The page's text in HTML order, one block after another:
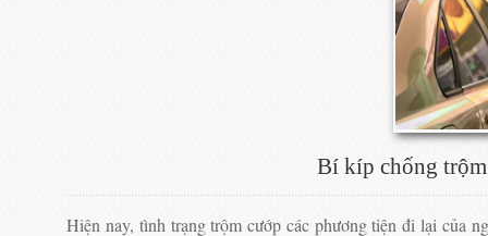
Bí kíp chống
Hiện nay, tình trạng trộm cướp các phương tiện đi lại của